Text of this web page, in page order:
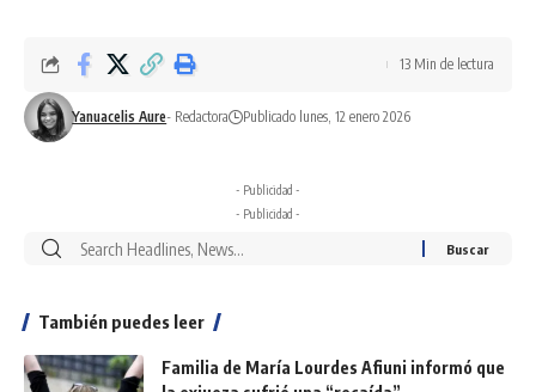
Yanuacelis Aure- Redactora Publicado lunes, 12 enero 2026
13 Min de lectura
- Publicidad -
- Publicidad -
También puedes leer
Familia de María Lourdes Afiuni informó que